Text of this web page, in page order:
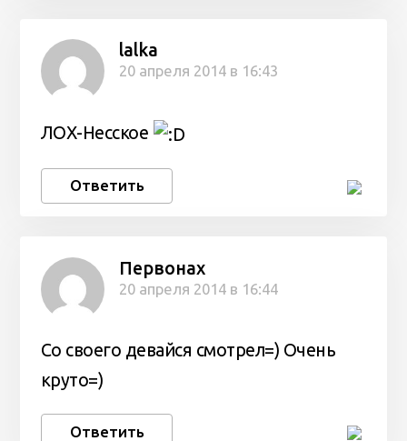
lalka
20 апреля 2014 в 16:43
ЛОХ-Несское
Ответить
Первонах
20 апреля 2014 в 16:44
Со своего девайся смотрел=) Очень
круто=)
Ответить